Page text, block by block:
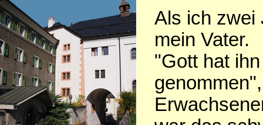
Als ich zwei
mein Vater.
"Gott hat